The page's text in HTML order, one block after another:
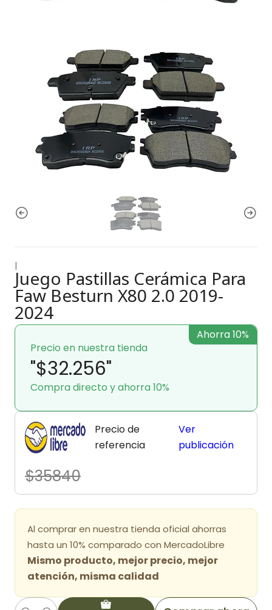
|
Juego Pastillas Cerámica Para
Faw Besturn X80 2.0 2019-
2024
Precio en nuestra tienda
"$32.256"
Compra directo y ahorra 10%
Ahorra 10%
Precio de
referencia
$35840
Ver
publicación
Al comprar en nuestra tienda oficial ahorras
hasta un 10% comparado con MercadoLibre
Mismo producto, mejor precio, mejor
atención, misma calidad